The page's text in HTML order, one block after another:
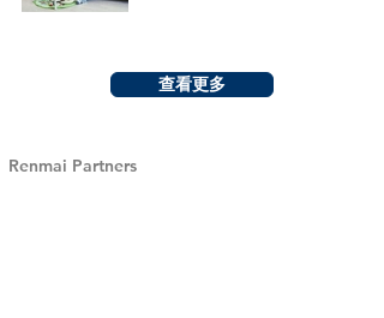
查看更多
Renmai Partners